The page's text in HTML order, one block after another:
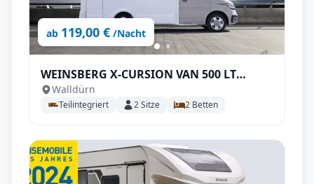
ab 119,00 € /Nacht
WEINSBERG X-CURSION VAN 500 LT
EDITION [PEPPER] Automatik
Walldürn
Teilintegriert 2Sitze 2 Betten